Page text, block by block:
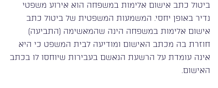
ביטול כתב אישום אלימות במשפחה הוא אירוע משפטי
נדיר באופן יחסי. המשמעות המשפטית של ביטול כתב
אישום אלימות במשפחה הינה שהמאשימה (התביעה)
חוזרת בה מכתב האישום ומודיעה לבית המשפט כי היא
אינה עומדת על הרשעת הנאשם בעבירות שיוחסו לו בכתב
האישום.